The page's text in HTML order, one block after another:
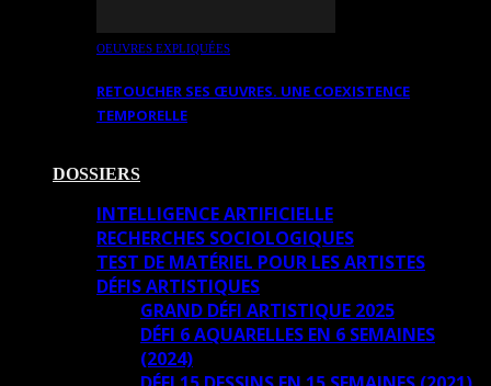
OEUVRES EXPLIQUÉES
RETOUCHER SES ŒUVRES. UNE COEXISTENCE
TEMPORELLE
DOSSIERS
INTELLIGENCE ARTIFICIELLE
RECHERCHES SOCIOLOGIQUES
TEST DE MATÉRIEL POUR LES ARTISTES
DÉFIS ARTISTIQUES
GRAND DÉFI ARTISTIQUE 2025
DÉFI 6 AQUARELLES EN 6 SEMAINES
(2024)